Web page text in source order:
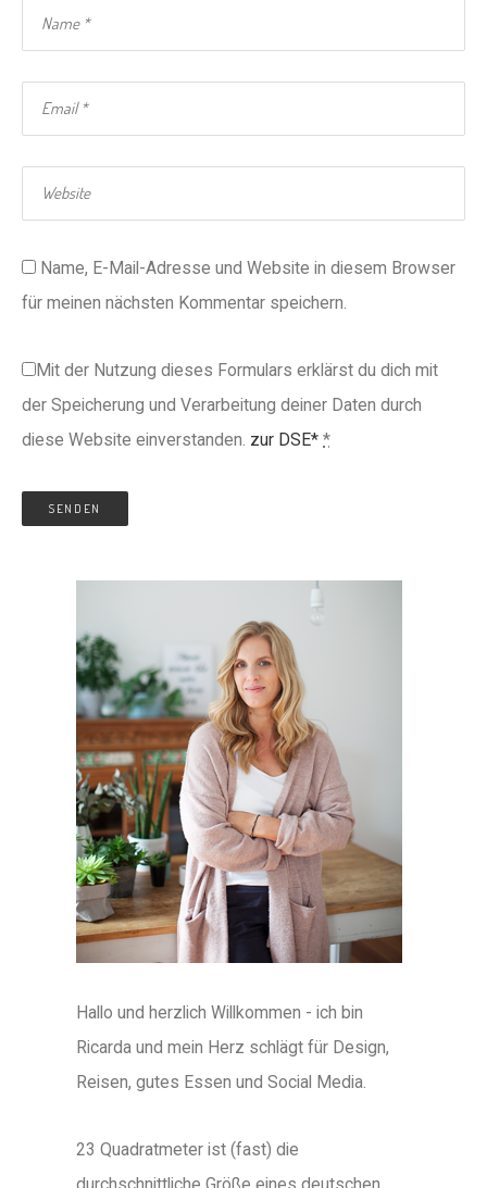
Name, E-Mail-Adresse und Website in diesem Browser
für meinen nächsten Kommentar speichern.
Mit der Nutzung dieses Formulars erklärst du dich mit
der Speicherung und Verarbeitung deiner Daten durch
diese Website einverstanden. zur DSE* *
Hallo und herzlich Willkommen - ich bin
Ricarda und mein Herz schlägt für Design,
Reisen, gutes Essen und Social Media.
23 Quadratmeter ist (fast) die